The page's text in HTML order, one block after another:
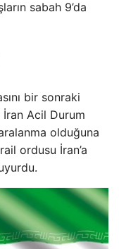
sabah 9’da
bir sonraki
İran Acil Durum
olduğuna
ordusu İran’a